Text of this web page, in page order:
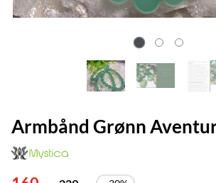
Armbånd Grønn